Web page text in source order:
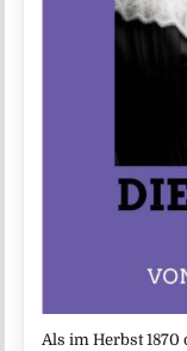
Als im Herbst